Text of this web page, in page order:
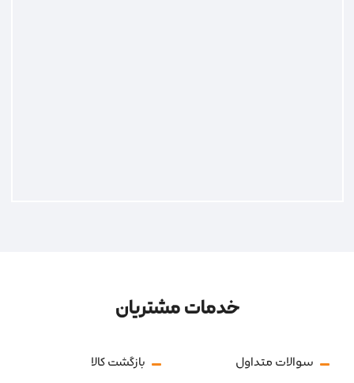
خدمات مشتریان
سوالات متداول بازگشت کالا